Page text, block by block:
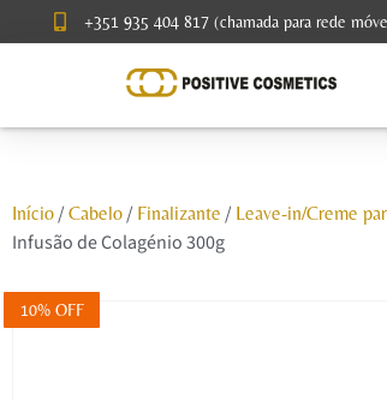
+351 935 404 817 (chamada para rede
Início/ Cabelo/ Finalizante / Leave-in/Creme
Infusão de Colagénio 300g
10% OFF